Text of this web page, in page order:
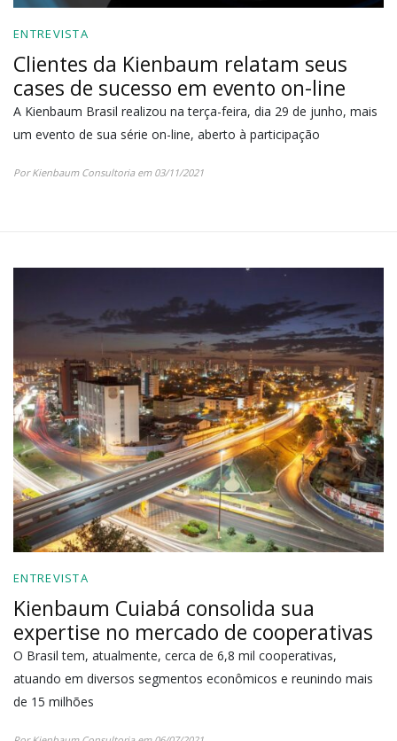
ENTREVISTA
Clientes da Kienbaum relatam seus
cases de sucesso em evento on-line
A Kienbaum Brasil realizou na terça-feira, dia 29 de junho, mais
um evento de sua série on-line, aberto à participação
Por Kienbaum Consultoria em 03/11/2021
ENTREVISTA
Kienbaum Cuiabá consolida sua
expertise no mercado de cooperativas
O Brasil tem, atualmente, cerca de 6,8 mil cooperativas,
atuando em diversos segmentos econômicos e reunindo mais
de 15 milhões